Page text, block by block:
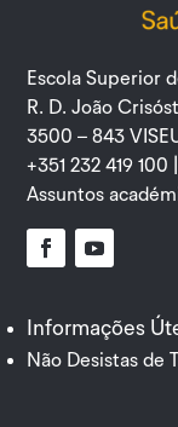
Escola Superior
R. D. João
3500 – 843
+351 232 419 100
Assuntos
Informações
Não Desistas de